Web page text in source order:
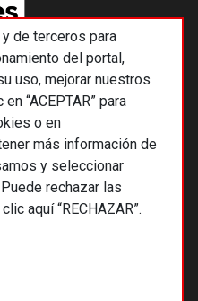
de terceros para
del portal,
uso, mejorar nuestros
“ACEPTAR” para
o en
más información de
y seleccionar
rechazar las
aquí “RECHAZAR”.
SCCL
de uso